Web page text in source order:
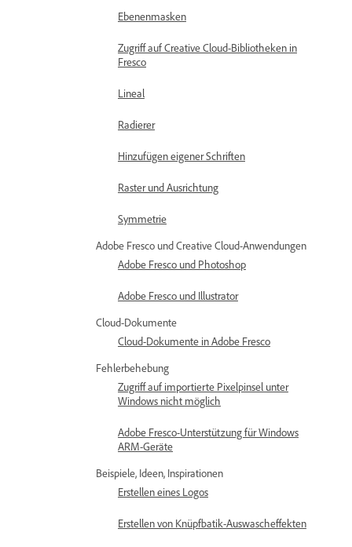
Ebenenmasken
Zugriff auf Creative Cloud-Bibliotheken in
Fresco
Lineal
Radierer
Hinzufügen eigener Schriften
Raster und Ausrichtung
Symmetrie
Adobe Fresco und Creative Cloud-Anwendungen
Adobe Fresco und Photoshop
Adobe Fresco und Illustrator
Cloud-Dokumente
Cloud-Dokumente in Adobe Fresco
Fehlerbehebung
Zugriff auf importierte Pixelpinsel unter
Windows nicht möglich
Adobe Fresco-Unterstützung für Windows
ARM-Geräte
Beispiele, Ideen, Inspirationen
Erstellen eines Logos
Erstellen von Knüpfbatik-Auswascheffekten